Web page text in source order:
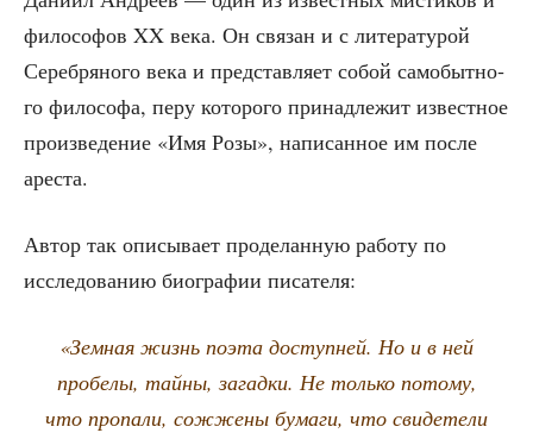
фило­со­фов XX века. Он свя­зан и с лите­ра­ту­рой
Сереб­ря­но­го века и пред­став­ля­ет собой само­быт­но­
го фило­со­фа, перу кото­ро­го при­над­ле­жит извест­ное
про­из­ве­де­ние «Имя Розы», напи­сан­ное им после
ареста.
Автор так опи­сы­ва­ет про­де­лан­ную рабо­ту по
иссле­до­ва­нию био­гра­фии писателя:
«Зем­ная жизнь поэта доступ­ней. Но и в ней
про­бе­лы, тай­ны, загад­ки. Не толь­ко пото­му,
что про­па­ли, сожже­ны бума­ги, что сви­де­те­ли